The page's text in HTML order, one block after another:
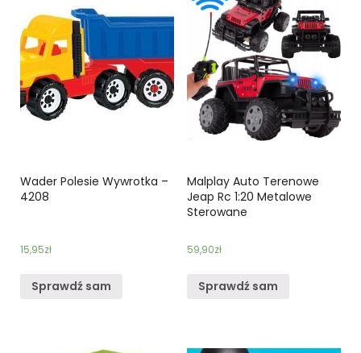
Wader Polesie Wywrotka –
4208
15,95zł
Sprawdź sam
Malplay Auto Terenowe
Jeap Rc 1:20 Metalowe
Sterowane
59,90zł
Sprawdź sam